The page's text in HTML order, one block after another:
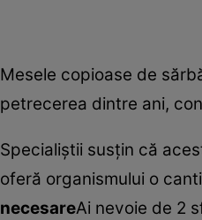
Mesele copioase de
petrecerea dintre ani,
Specialiştii susţin că
oferă organismului o
necesareAi nevoie de 2